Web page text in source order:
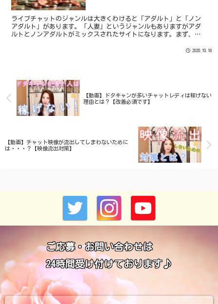
ライブチャットのジャンルは大きくわけると「アダルト」と「ノン
アダルト」があります。「人妻」というジャンルもありますがアダ
ルトとノンアダルトがミックスされたサイトになります。まず、
2020.10.18
【動画】ドタキャンが多いチャットレディは稼げない
理由とは？【改善必須です】
【動画】チャット映像が流出してしまわないために
は・・・？【映像流出対策】
ご応募・お問い合わせは
24時間受け付けております♪